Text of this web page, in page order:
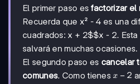
El primer paso esfactorizar el
Recuerda que x² - 4 es una
cuadrados:x + 2$$x - 2.
salvará en muchas ocasiones.
El segundo paso es cancelar
comunes. Como tienesx
x − 2